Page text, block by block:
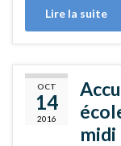
Lire la suite
OCT
14
2016
midi